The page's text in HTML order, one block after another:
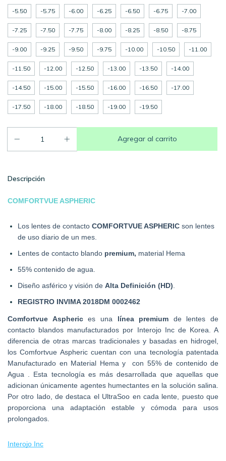
-5.50 -5.75 -6.00 -6.25 -6.50 -6.75 -7.00
-7.25 -7.50 -7.75 -8.00 -8.25 -8.50 -8.75
-9.00 -9.25 -9.50 -9.75 -10.00 -10.50 -11.00
-11.50 -12.00 -12.50 -13.00 -13.50 -14.00
-14.50 -15.00 -15.50 -16.00 -16.50 -17.00
-17.50 -18.00 -18.50 -19.00 -19.50
Descripción
COMFORTVUE ASPHERIC
Los lentes de contacto COMFORTVUE ASPHERIC son lentes
de uso diario de un mes.
Lentes de contacto blando premium, material Hema
55% contenido de agua.
Diseño asférico y visión de Alta Definición (HD)
REGISTRO INVIMA 2018DM 0002462
Comfortvue Aspheric es una línea premium de lentes de
contacto blandos manufacturados por Interojo Inc de Korea. A
diferencia de otras marcas tradicionales y basadas en hidrogel,
los Comfortvue Aspheric cuentan con una tecnología patentada
Manufacturado en Material Hema y  con 55% de contenido de
Agua . Esta tecnología es más desarrollada que aquellas que
adicionan únicamente agentes humectantes en la solución salina.
Por otro lado, de destaca el UltraSoo en cada lente, puesto que
proporciona una adaptación estable y cómoda para usos
prolongados.
Interojo Inc